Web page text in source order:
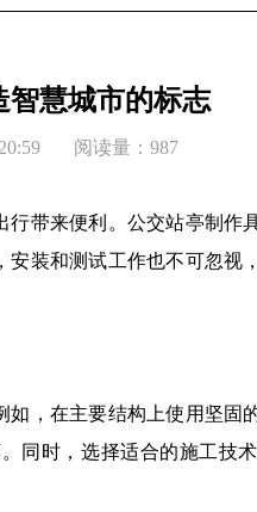
智慧城市的标志
阅读量：987
带来便利。公交站亭制作
装和测试工作也不可忽视
，在主要结构上使用坚固
同时，选择适合的施工技